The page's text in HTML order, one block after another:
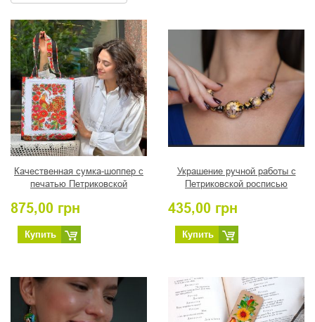
Качественная сумка-шоппер с
печатью Петриковской
Н.И.
875,00 грн
Купить
Украшение ручной работы с
Петриковской росписью
435,00 грн
Купить